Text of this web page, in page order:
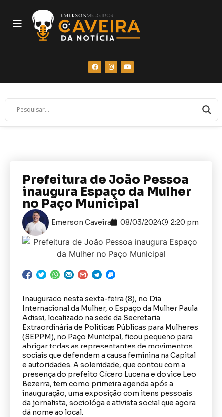
Prefeitura de João Pessoa
inaugura Espaço da Mulher
no Paço Municipal
Emerson Caveira 08/03/2024 2:20 pm
Inaugurado nesta sexta-feira (8), no Dia
Internacional da Mulher, o Espaço da Mulher Paula
Adissi, localizado na sede da Secretaria
Extraordinária de Políticas Públicas para Mulheres
(SEPPM), no Paço Municipal, ficou pequeno para
abrigar todas as representantes de movimentos
sociais que defendem a causa feminina na Capital
e autoridades. A solenidade, que contou com a
presença do prefeito Cícero Lucena e do vice Leo
Bezerra, tem como primeira agenda após a
inauguração, uma exposição com itens pessoais
da jornalista, sociológa e ativista social que agora
dá nome ao local.